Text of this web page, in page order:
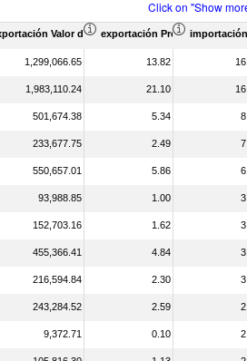
Click on "Show
miles de US$)Valor del comercio (en miles de US$)
exportación Proporción de
1,299,066.65 13.82
1,983,110.24 21.10
501,674.38 5.34
233,677.75 2.49
550,657.01 5.86
93,988.85 1.00
152,703.16 1.62
455,366.41 4.84
216,594.84 2.30
243,284.52 2.59
9,372.71 0.10